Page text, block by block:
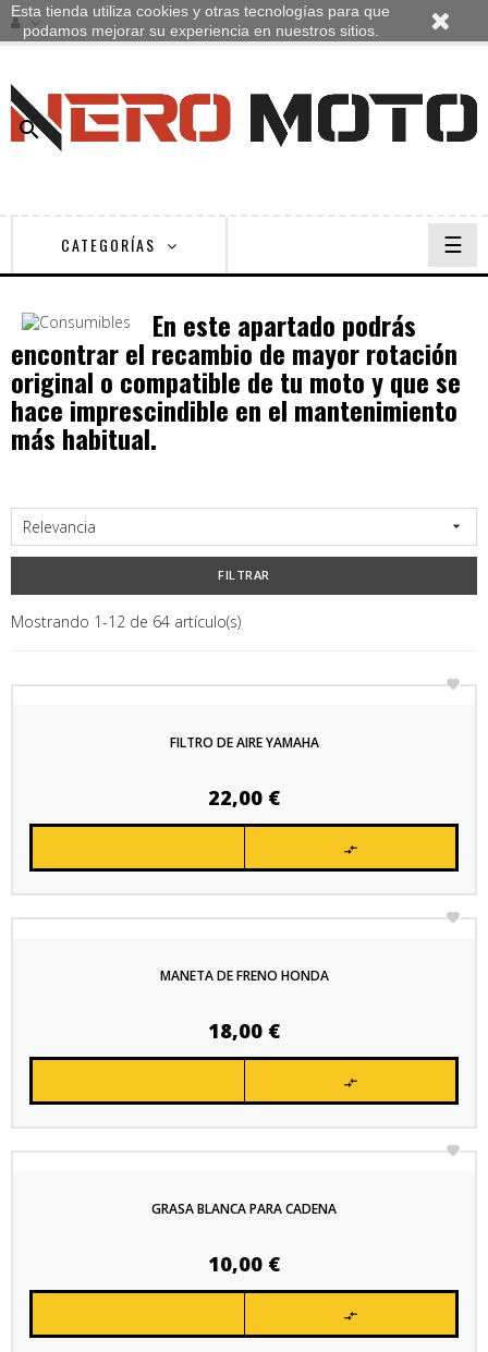

CATEGORÍAS
de
☰
En este apartado podrás
encontrar el recambio de mayor rotación
original o compatible de tu moto y que se
hace imprescindible en el mantenimiento
más habitual.
Relevancia 
FILTRAR
Mostrando 1-12 de 64 artículo(s)

FILTRO DE AIRE YAMAHA
Precio
22,00 €


MANETA DE FRENO HONDA
Precio
18,00 €


GRASA BLANCA PARA CADENA
Precio
10,00 €

Esta tienda utiliza cookies y otras tecnologías para que
podamos mejorar su experiencia en nuestros sitios.